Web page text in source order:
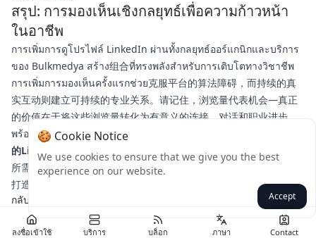
ลงชื่อเข้าใช้ บริการ บล็อก ภาษา Contact
สรุป: การมองเห็นเชิงกลยุทธ์เพื่อความก้าวหน้า
ในอาชีพ
การเพิ่มการดูโปรไฟล์ LinkedIn ผ่านทั้งกลยุทธ์ออร์แกนิกและบริการ
ของ Bulkmedya สร้าง组合ที่ทรงพลังสำหรับการเติบโตทางวิชาชีพ
การเพิ่มการมองเห็นครั้งแรกช่วย克服平台的算法障碍，而持续的真
实互动则建立可持续的专业关系。请记住，浏览量代表机会—真正
的价值在于将这些浏览量转化为有意义的连接、对话和职业进步。
พร้อมที่จะเร่งการมองเห็นทางวิชาชีพของคุณ了吗？
的LinkedIn个人资料浏览量服务
，为您在竞争环境中脱颖而出提供
所需的初始动力。将这一战略推动与持续、有价值的互动相结合，
打造一个开启新机遇、合作与职业晋升之门的LinkedIn形象。
กลับ
🍪 Cookie Notice
We use cookies to ensure that we give you the best
experience on our website.
Accept